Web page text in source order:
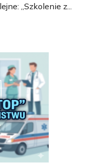
„Szkolenie z...